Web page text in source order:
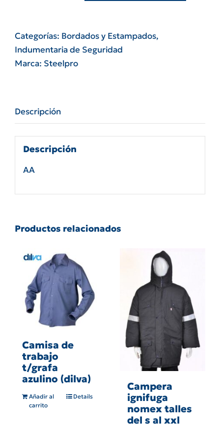
cantidad
Categorías: Bordados y Estampados,
Indumentaria de Seguridad
Marca: Steelpro
Descripción
Descripción
AA
Productos relacionados
Camisa de
trabajo
t/grafa
azulino (dilva)
Añadir al
carrito
Details
Campera
ignifuga
nomex talles
del s al xxl